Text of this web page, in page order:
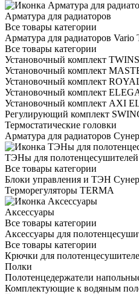
Арматура для радиаторов
Все товары категории
Арматура для радиаторов Vario
Все товары категории
Установочный комплект TWINS
Установочный комплект
Установочный комплект
Установочный комплект
Установочный комплект AXI
Регулирующий комплект
Термостатические головки
Арматура для радиаторов
ТЭНы для полотенцесушителей
Все товары категории
Блоки управления и ТЭН
Терморегуляторы TERMA
Аксессуары
Все товары категории
Аксессуары для
Все товары категории
Крючки для
Полки
Полотенцедержатели
Комплектующие к водяным